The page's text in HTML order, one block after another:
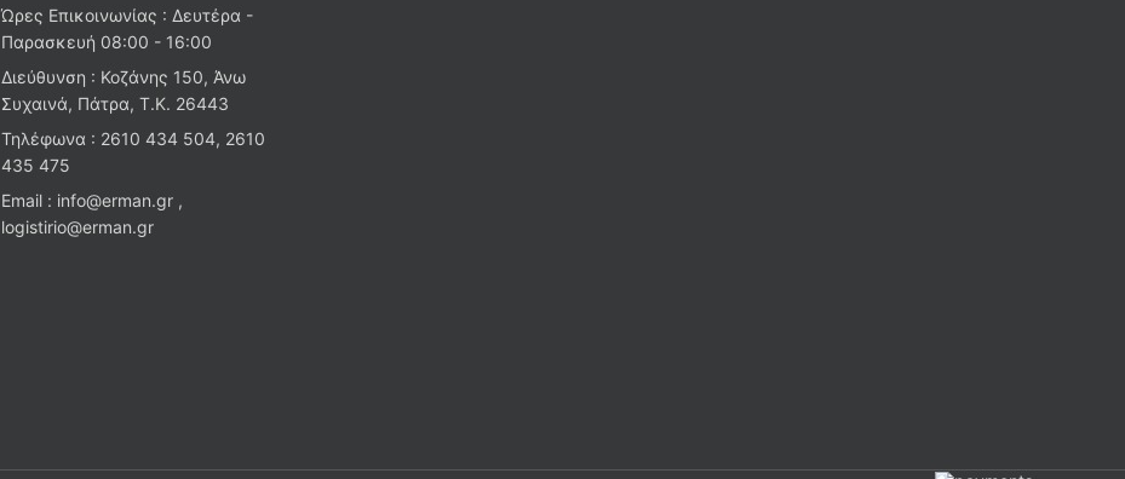
Ώρες Επικοινωνίας : Δευτέρα -
Παρασκευή 08:00 - 16:00
Διεύθυνση : Κοζάνης 150, Άνω
Συχαινά, Πάτρα, Τ.Κ. 26443
Τηλέφωνα : 2610 434 504, 2610
435 475
Email : info@erman.gr ,
logistirio@erman.gr